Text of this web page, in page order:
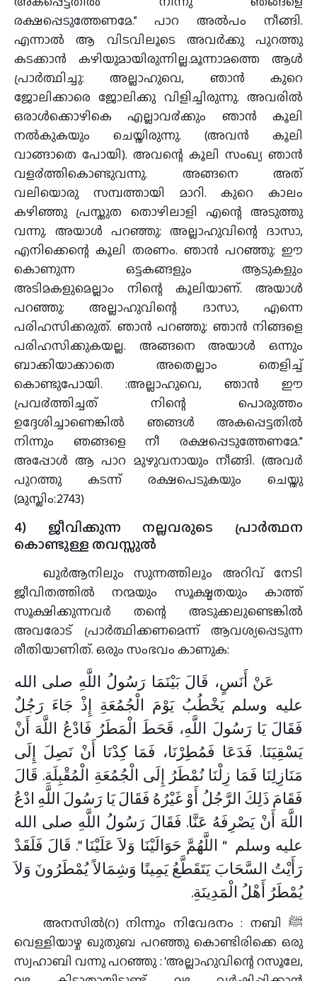
രക്ഷപ്പെടുത്തേണമേ.” പാറ അല്‍പം നീങ്ങി.
എന്നാല്‍ ആ വിടവിലൂടെ അവര്‍ക്കു പുറത്തു
കടക്കാന്‍ കഴിയുമായിരുന്നില്ല.മൂന്നാമത്തെ ആള്‍
പ്രാര്‍ത്ഥിച്ചു: അല്ലാഹുവെ, ഞാന്‍ കുറെ
ജോലിക്കാരെ ജോലിക്കു വിളിച്ചിരുന്നു. അവരില്‍
ഒരാള്‍ക്കൊഴികെ എല്ലാവ൪ക്കും ഞാന്‍ കൂലി
നല്‍കുകയും ചെയ്തിരുന്നു. (അവന്‍ കൂലി
വാങ്ങാതെ പോയി). അവന്റെ കൂലി സംഖ്യ ഞാന്‍
വള൪ത്തികൊണ്ടുവന്നു. അങ്ങനെ അത്
വലിയൊരു സമ്പത്തായി മാറി. കുറെ കാലം
കഴിഞ്ഞു പ്രസ്തുത തൊഴിലാളി എന്റെ അടുത്തു
വന്നു. അയാള്‍ പറഞ്ഞു: അല്ലാഹുവിന്റെ ദാസാ,
എനിക്കെന്റെ കൂലി തരണം. ഞാന്‍ പറഞ്ഞു: ഈ
കൊണുന്ന ഒട്ടകങ്ങളും ആടുകളും
അടിമകളുമെല്ലാം നിന്റെ കൂലിയാണ്. അയാള്‍
പറഞ്ഞു: അല്ലാഹുവിന്റെ ദാസാ, എന്നെ
പരിഹസിക്കരുത്. ഞാന്‍ പറഞ്ഞു: ഞാന്‍ നിങ്ങളെ
പരിഹസിക്കുകയല്ല. അങ്ങനെ അയാള്‍ ഒന്നും
ബാക്കിയാക്കാതെ അതെല്ലാം തെളിച്ച്
കൊണ്ടുപോയി. :അല്ലാഹുവെ, ഞാന്‍ ഈ
പ്രവ൪ത്തിച്ചത് നിന്റെ പൊരുത്തം
ഉദ്ദേശിച്ചാണെങ്കില്‍ ഞങ്ങള്‍ അകപ്പെട്ടതില്‍
നിന്നും ഞങ്ങളെ നീ രക്ഷപ്പെടുത്തേണമേ.”
അപ്പോള്‍ ആ പാറ മുഴുവനായും നീങ്ങി. (അവര്‍
പുറത്തു കടന്ന് രക്ഷപെടുകയും ചെയ്തു
(മുസ്ലിം:2743)
4) ജീവിക്കുന്ന നല്ലവരുടെ പ്രാര്‍ത്ഥന
കൊണ്ടുള്ള തവസ്സുല്‍
ഖുര്‍ആനിലും സുന്നത്തിലും അറിവ് നേടി
ജീവിതത്തില്‍ നന്മയും സൂക്ഷ്മതയും കാത്ത്
സൂക്ഷിക്കുന്നവര്‍ തന്റെ അടുക്കലുണ്ടെങ്കില്‍
അവരോട് പ്രാര്‍ത്ഥിക്കണമെന്ന് ആവശ്യപ്പെടുന്ന
രീതിയാണിത്. ഒരും സംഭവം കാണുക:
عَنْ أَنَسٍ، قَالَ بَيْنَمَا رَسُولُ اللَّهِ صلى الله
عليه وسلم يَخْطُبُ يَوْمَ الْجُمُعَةِ إِذْ جَاءَ رَجُلٌ
فَقَالَ يَا رَسُولَ اللَّهِ، قَحَطَ الْمَطَرُ فَادْعُ اللَّهَ أَنْ
يَسْقِيَنَا‏.‏ فَدَعَا فَمُطِرْنَا، فَمَا كِدْنَا أَنْ نَصِلَ إِلَى
مَنَازِلِنَا فَمَا زِلْنَا نُمْطَرُ إِلَى الْجُمُعَةِ الْمُقْبِلَةِ‏.‏ قَالَ
فَقَامَ ذَلِكَ الرَّجُلُ أَوْ غَيْرُهُ فَقَالَ يَا رَسُولَ اللَّهِ ادْعُ
اللَّهَ أَنْ يَصْرِفَهُ عَنَّا‏.‏ فَقَالَ رَسُولُ اللَّهِ صلى الله
عليه وسلم ‏ “‏ اللَّهُمَّ حَوَالَيْنَا وَلاَ عَلَيْنَا ‏”‏‏.‏ قَالَ فَلَقَدْ
رَأَيْتُ السَّحَابَ يَتَقَطَّعُ يَمِينًا وَشِمَالاً يُمْطَرُونَ وَلاَ
يُمْطَرُ أَهْلُ الْمَدِينَةِ‏.‏
അനസില്‍(റ) നിന്നും നിവേദനം : നബി ﷺ
വെള്ളിയാഴ്ച ഖുതുബ പറഞ്ഞു കൊണ്ടിരിക്കെ ഒരു
സ്വഹാബി വന്നു പറഞ്ഞു : ‘അല്ലാഹുവിന്റെ റസൂലേ,